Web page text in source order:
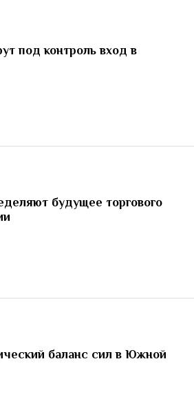
под контроль вход в
будущее торгового
баланс сил в Южной